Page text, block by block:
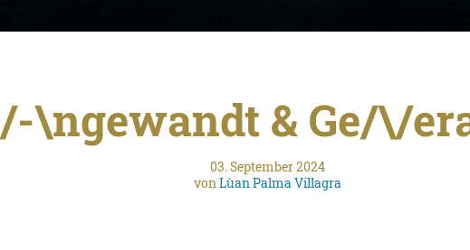
/-\ngewandt & Ge/\/
03. September 2024
vonLùan Palma Villagra